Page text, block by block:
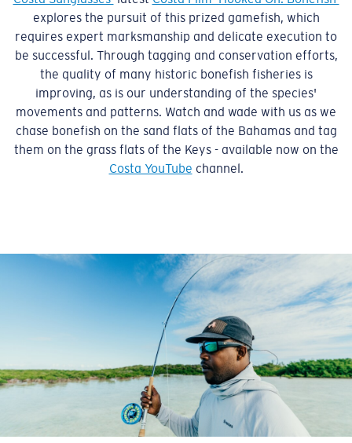
explores the pursuit of this prized gamefish, which
requires expert marksmanship and delicate execution to
be successful. Through tagging and conservation efforts,
the quality of many historic bonefish fisheries is
improving, as is our understanding of the species'
movements and patterns. Watch and wade with us as we
chase bonefish on the sand flats of the Bahamas and tag
them on the grass flats of the Keys - available now on the
Costa YouTube channel.